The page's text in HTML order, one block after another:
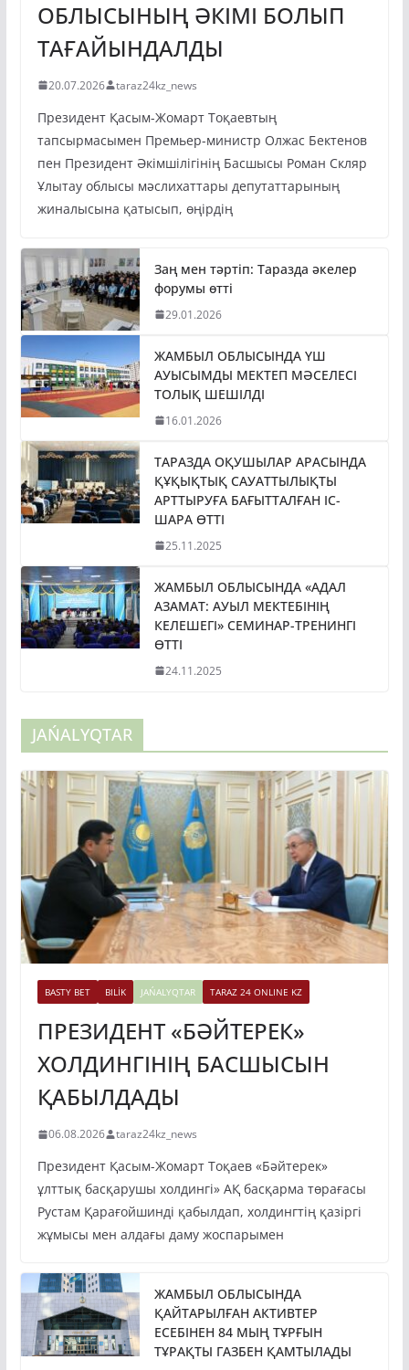
ОБЛЫСЫНЫҢ ӘКІМІ БОЛЫП
ТАҒАЙЫНДАЛДЫ
20.07.2026 taraz24kz_news
Президент Қасым-Жомарт Тоқаевтың
тапсырмасымен Премьер-министр Олжас Бектенов
пен Президент Әкімшілігінің Басшысы Роман Скляр
Ұлытау облысы мәслихаттары депутаттарының
жиналысына қатысып, өңірдің
Заң мен тәртіп: Таразда әкелер
форумы өтті
29.01.2026
ЖАМБЫЛ ОБЛЫСЫНДА ҮШ
АУЫСЫМДЫ МЕКТЕП МӘСЕЛЕСІ
ТОЛЫҚ ШЕШІЛДІ
16.01.2026
ТАРАЗДА ОҚУШЫЛАР АРАСЫНДА
ҚҰҚЫҚТЫҚ САУАТТЫЛЫҚТЫ
АРТТЫРУҒА БАҒЫТТАЛҒАН ІС-
ШАРА ӨТТІ
25.11.2025
ЖАМБЫЛ ОБЛЫСЫНДА «АДАЛ
АЗАМАТ: АУЫЛ МЕКТЕБІНІҢ
КЕЛЕШЕГІ» СЕМИНАР-ТРЕНИНГІ
ӨТТІ
24.11.2025
JAŃALYQTAR
BASTY BET BILİK JAŃALYQTAR TARAZ 24 ONLINE KZ
ПРЕЗИДЕНТ «БӘЙТЕРЕК»
ХОЛДИНГІНІҢ БАСШЫСЫН
ҚАБЫЛДАДЫ
06.08.2026 taraz24kz_news
Президент Қасым-Жомарт Тоқаев «Бәйтерек»
ұлттық басқарушы холдингі» АҚ басқарма төрағасы
Рустам Қарағойшинді қабылдап, холдингтің қазіргі
жұмысы мен алдағы даму жоспарымен
ЖАМБЫЛ ОБЛЫСЫНДА
ҚАЙТАРЫЛҒАН АКТИВТЕР
ЕСЕБІНЕН 84 МЫҢ ТҰРҒЫН
ТҰРАҚТЫ ГАЗБЕН ҚАМТЫЛАДЫ